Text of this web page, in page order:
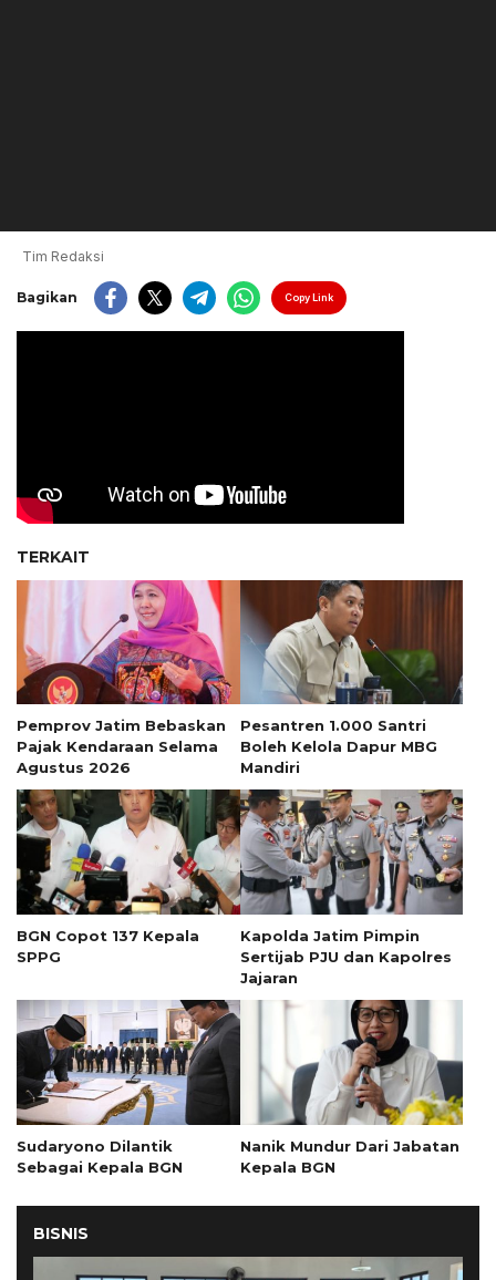
Tim Redaksi
Bagikan Copy Link
TERKAIT
Pemprov Jatim Bebaskan
Pajak Kendaraan Selama
Agustus 2026
Pesantren 1.000 Santri
Boleh Kelola Dapur MBG
Mandiri
BGN Copot 137 Kepala
SPPG
Kapolda Jatim Pimpin
Sertijab PJU dan Kapolres
Jajaran
Sudaryono Dilantik
Sebagai Kepala BGN
Nanik Mundur Dari Jabatan
Kepala BGN
BISNIS